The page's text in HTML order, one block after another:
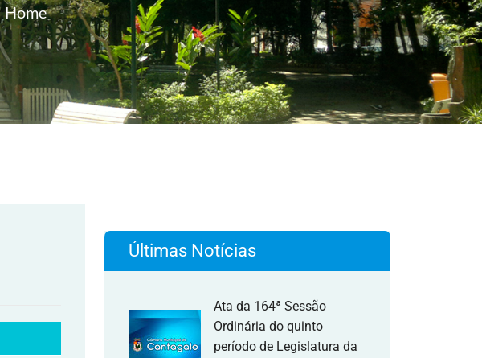
Home
Últimas Notícias
Ata da 164ª Sessão
Ordinária do quinto
período de Legislatura da